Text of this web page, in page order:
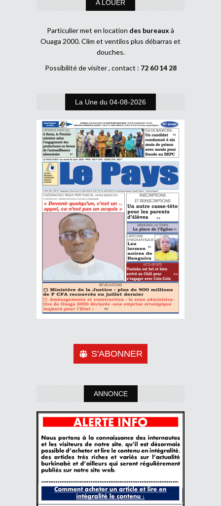
A LOUER
Particulier met en location des bureaux à
Ouaga 2000. Clim et ventilos plus débarras et
douches.
Possibilité de visiter , contact : 72 60 14 28
La Une du 04-08-2026
S'ABONNER
ANNONCE